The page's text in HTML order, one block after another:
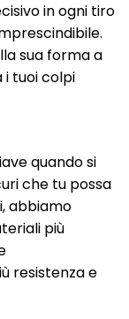
in ogni tiro
sua forma a
tuoi colpi
quando si
che tu possa
abbiamo
più
resistenza e